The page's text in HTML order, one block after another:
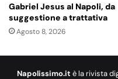
Gabriel Jesus al Napoli, da
suggestione a trattativa
Agosto 8, 2026
Napolissimo.it è la rivista